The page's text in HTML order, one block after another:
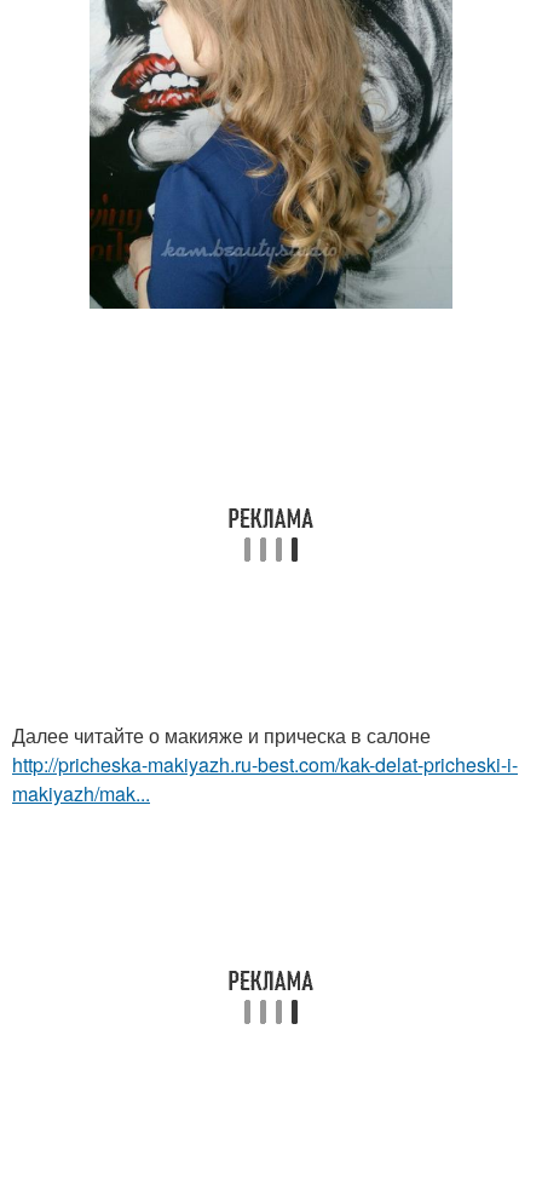
Далее читайте о макияже и прическа в салоне
http://pricheska-makiyazh.ru-best.com/kak-delat-pricheski-i-
makiyazh/mak...